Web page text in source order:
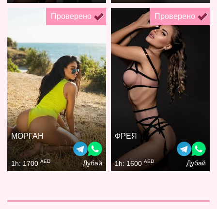
Проверено
МОРГАН
1h: 1700AED Дубай
Проверено
ФРЕЯ
1h: 1600 AED Дубай